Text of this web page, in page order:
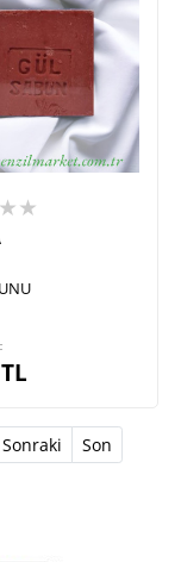
TL
Sonraki Son